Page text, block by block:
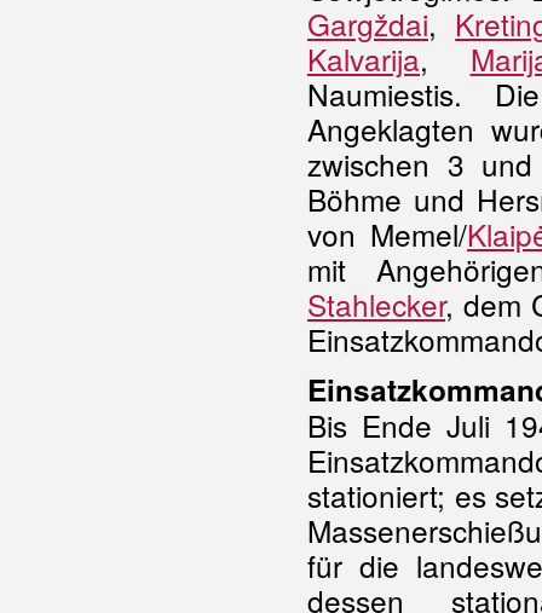
Gargždai,
Kalvarija,
Naumiestis.
Angeklagten
zwischen 3
Böhme und
von Memel/
mit
Stahlecker, dem
Bis Ende Juli
stationiert; es
für die
dessen